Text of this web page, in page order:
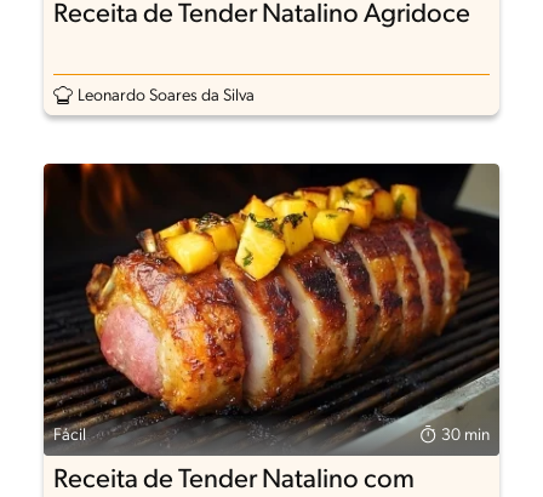
Receita de Tender Natalino Agridoce
Leonardo Soares da Silva
Fácil 30 min
Receita de Tender Natalino com